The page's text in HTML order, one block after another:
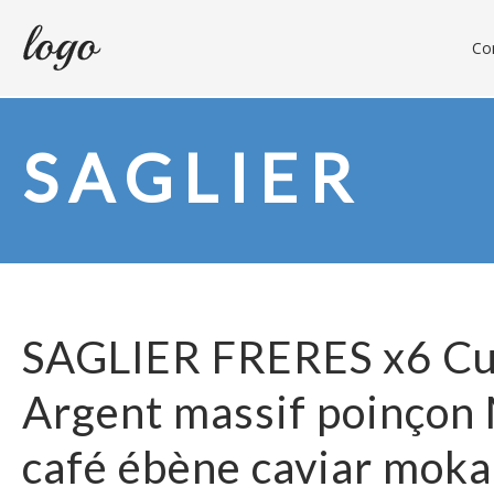
SAGLIER
SAGLIER FRERES x6
Argent massif poinçon
café ébène caviar moka